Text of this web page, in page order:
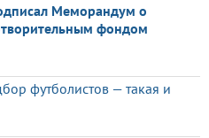
Меморандум о
фондом
футболистов — такая и